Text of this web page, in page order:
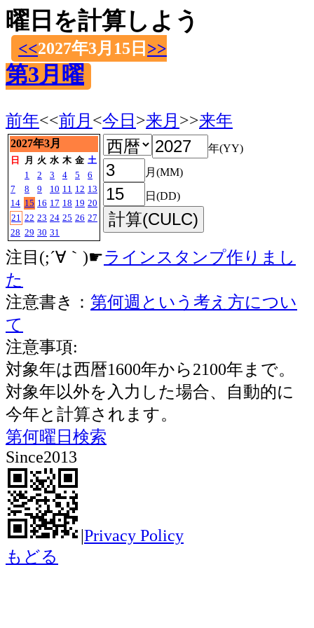
曜日を計算しよう
<<2027年3月15日 >>
第3月曜
前年<<前月 <今日 >来月 >>来年
2027年3月
日 月 火 水 木 金 土
1
2 3 4 5
6
7
8 9 10 11 12 13
14 15 16 17 18 19 20
21 22 23 24 25 26 27
28 29 30 31
年(YY)
月(MM)
日(DD)
注目(;´∀｀)☛ラインスタンプ作りまし
た
注意書き： 第何週という考え方につい
て
注意事項:
対象年は西暦1600年から2100年まで。
対象年以外を入力した場合、自動的に
今年と計算されます。
第何曜日検索
Since2013
|Privacy Policy
もどる